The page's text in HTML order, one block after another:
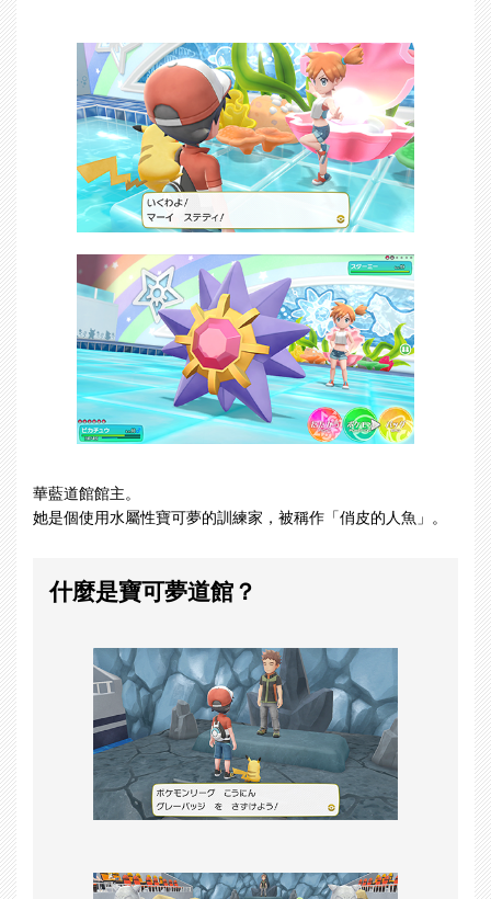
華藍道館館主。
她是個使用水屬性寶可夢的訓練家，被稱作「俏皮的人魚」。
什麼是寶可夢道館？